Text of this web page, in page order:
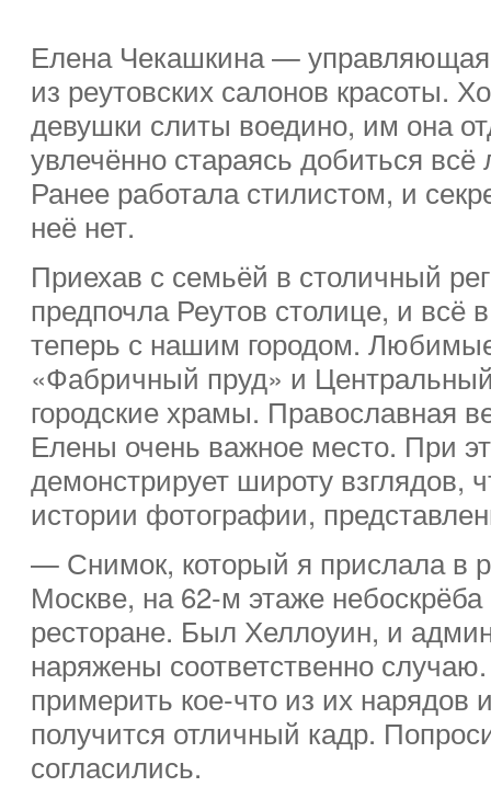
Елена Чекашкина — управляющая
из реутовских салонов красоты.
девушки слиты воедино, им она
увлечённо стараясь добиться всё
Ранее работала стилистом, и
неё нет.
Приехав с семьёй в столичный
предпочла Реутов столице, и всё
теперь с нашим городом.
«Фабричный пруд» и
городские храмы. Православная
Елены очень важное место. При
демонстрирует широту взглядов,
истории фотографии,
— Снимок, который я прислала в
Москве, на 62-м этаже
ресторане. Был Хеллоуин, и
наряжены соответственно
примерить кое-что из их нарядов
получится отличный кадр.
согласились.